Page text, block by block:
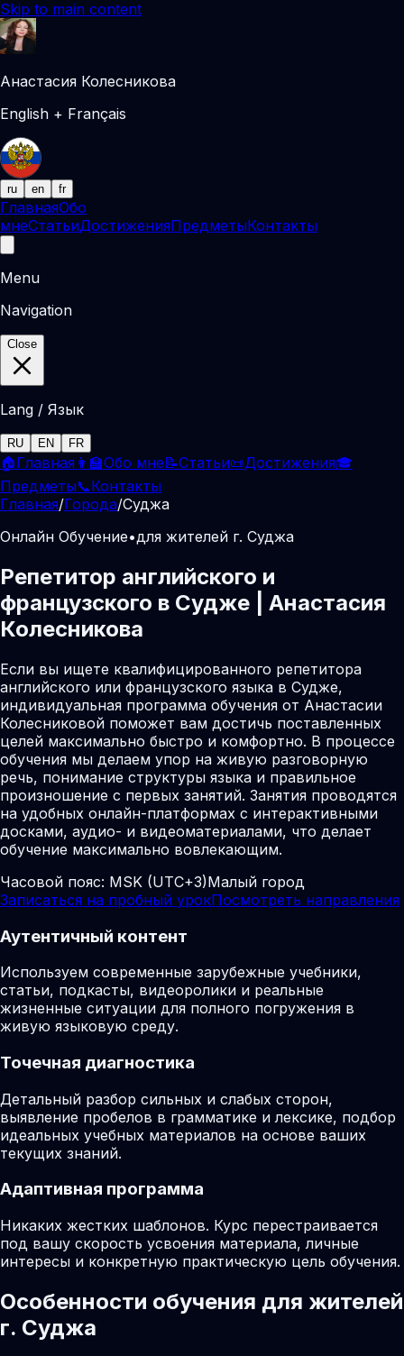
Skip to main content
Анастасия Колесникова
English + Français
ru en fr
ГлавнаяОбо
мнеСтатьиДостиженияПредметыКонтакты
Menu
Navigation
Close
Lang / Язык
RU EN FR
🏠Главная 👩‍🏫Обо мне📝Статьи📜Достижения🎓
Предметы📞Контакты
Главная/Города/Суджа
Онлайн Обучение•для жителей г. Суджа
Репетитор английского и
французского в Судже | Анастасия
Колесникова
Если вы ищете квалифицированного репетитора
английского или французского языка в Судже,
индивидуальная программа обучения от Анастасии
Колесниковой поможет вам достичь поставленных
целей максимально быстро и комфортно. В процессе
обучения мы делаем упор на живую разговорную
речь, понимание структуры языка и правильное
произношение с первых занятий. Занятия проводятся
на удобных онлайн-платформах с интерактивными
досками, аудио- и видеоматериалами, что делает
обучение максимально вовлекающим.
Часовой пояс: MSK (UTC+3)Малый город
Записаться на пробный урокПосмотреть направления
Аутентичный контент
Используем современные зарубежные учебники,
статьи, подкасты, видеоролики и реальные
жизненные ситуации для полного погружения в
живую языковую среду.
Точечная диагностика
Детальный разбор сильных и слабых сторон,
выявление пробелов в грамматике и лексике, подбор
идеальных учебных материалов на основе ваших
текущих знаний.
Адаптивная программа
Никаких жестких шаблонов. Курс перестраивается
под вашу скорость усвоения материала, личные
интересы и конкретную практическую цель обучения.
Особенности обучения для жителей
г. Суджа